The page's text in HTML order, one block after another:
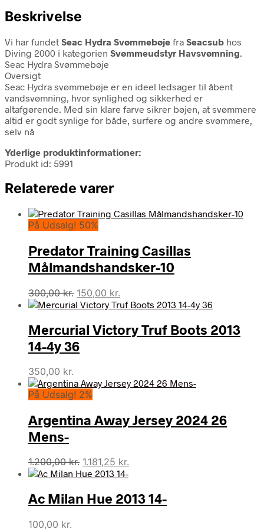
Beskrivelse
Vi har fundet Seac Hydra Svømmebøje fra Seacsub hos
Diving 2000 i kategorien Svømmeudstyr Havsvømning.
Seac Hydra Svømmebøje
Oversigt
Seac Hydra svømmebøje er en ideel ledsager til åbent
vandsvømning, hvor synlighed og sikkerhed er
altafgørende. Med sin klare farve sikrer bøjen, at svømmere
altid er godt synlige for både, surfere og andre svømmere,
selv nå
Yderlige produktinformationer:
Produkt id: 5991
Relaterede varer
På Udsalg! 50%
Predator Training Casillas
Målmandshandsker-10
300,00kr. Den
oprindelige
var:
300,00 kr..
150,00 kr.
aktuelle
er:
150,00 kr..
Mercurial Victory Truf Boots 2013
14-4y 36
350,00 kr.
På Udsalg! 2%
Argentina Away Jersey 2024 26
Mens-
1.200,00kr. Den
oprindelige
var:
1.200,00 kr..
1.181,25 kr.
er:
1.181,25 kr..
Ac Milan Hue 2013 14-
100,00 kr.